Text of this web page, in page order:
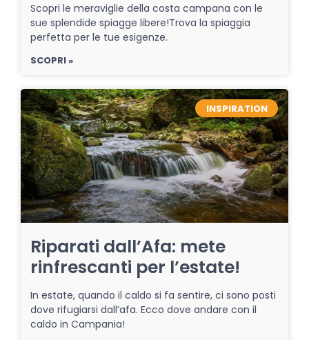
Scopri le meraviglie della costa campana con le
sue splendide spiagge libere!Trova la spiaggia
perfetta per le tue esigenze.
SCOPRI »
INSPIRATION
Riparati dall’Afa: mete
rinfrescanti per l’estate!
In estate, quando il caldo si fa sentire, ci sono posti
dove rifugiarsi dall’afa. Ecco dove andare con il
caldo in Campania!